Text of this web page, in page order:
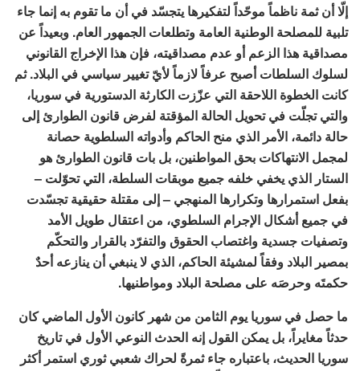
إلّا أن ثمة ناظماً موحّداً لتفكيرها يتجسّد في أن ما تقوم به إنما جاء
تلبية للمصلحة الوطنية العامة وتطلعات الجمهور العام. وبعيداً عن
مصداقية هذا الزعم أو عدم مصداقيته، فإن هذا الإخراج القانوني
لسلوك السلطات أصبح عرفاً لازماً لأيّ تغيير سياسي في البلاد. ثم
كانت الخطوة اللاحقة التي عزّزت الكارثة الدستورية في سوريا،
والتي تجلّت في تحويل الحالة المؤقتة لفرض قانون الطوارئ إلى
حالة دائمة، الأمر الذي منح الحاكم وأدواته السلطوية حصانة
لمجمل الانتهاكات بحق المواطنين، بل بات قانون الطوارئ هو
الستار الذي يخفي خلفه جميع موبقات السلطة، التي تحوّلت –
بفعل استمرارها وتكرارها المنهجي – إلى مقتلة حقيقية تجسّدت
في جميع أشكال الإجرام السلطوي، من اعتقال طويل الأمد
وتصفيات جسدية واغتصاب الحقوق والتفرّد بالقرار والتحكّم
بمصير البلاد وفقاً لمشيئة الحاكم، الذي لا ينبغي أن ينازعه أحدٌ
حكمتَه وحرصَه على مصلحة البلاد ومواطنيها.
ما حصل في سوريا يوم الثامن من شهر كانون الأول الماضي كان
حدثاً مغايراً، بل يمكن القول إنه الحدث النوعي الأول في تاريخ
سوريا الحديث، باعتباره جاء ثمرةً لحراك شعبي ثوري استمر أكثر